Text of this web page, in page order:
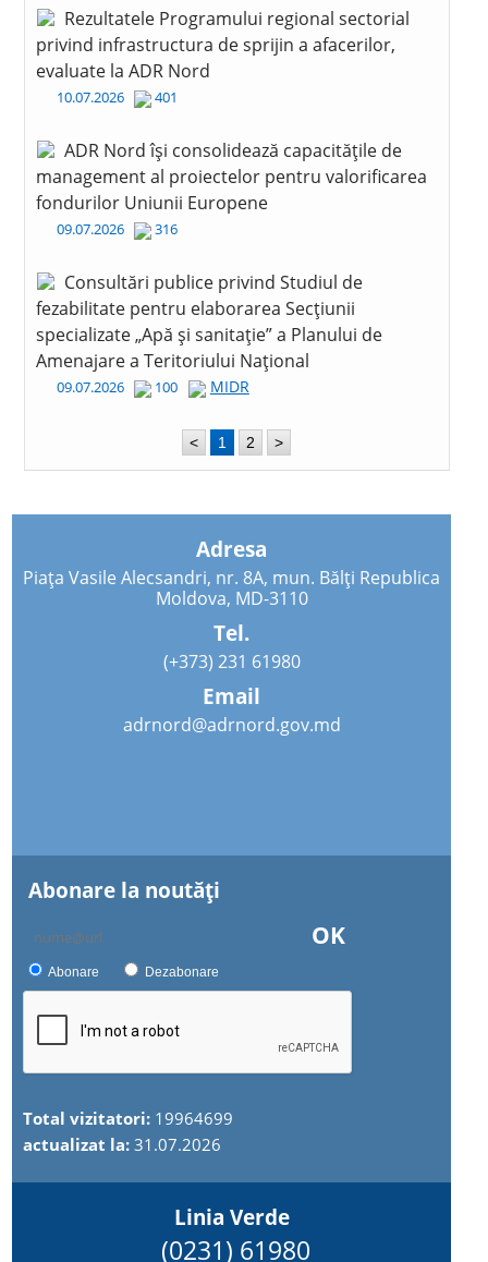
Rezultatele Programului regional sectorial
privind infrastructura de sprijin a afacerilor,
evaluate la ADR Nord
10.07.2026 401
ADR Nord își consolidează capacitățile de
management al proiectelor pentru valorificarea
fondurilor Uniunii Europene
09.07.2026 316
Consultări publice privind Studiul de
fezabilitate pentru elaborarea Secțiunii
specializate „Apă și sanitație” a Planului de
Amenajare a Teritoriului Național
09.07.2026 100 MIDR
< 1 2 >
Adresa
Piața Vasile Alecsandri, nr. 8A, mun. Bălți Republica
Moldova, MD-3110
Tel.
(+373) 231 61980
Email
adrnord@adrnord.gov.md
Abonare la noutăţi
OK
Abonare Dezabonare
Total vizitatori: 19964699
actualizat la:31.07.2026
Linia Verde
(0231) 61980